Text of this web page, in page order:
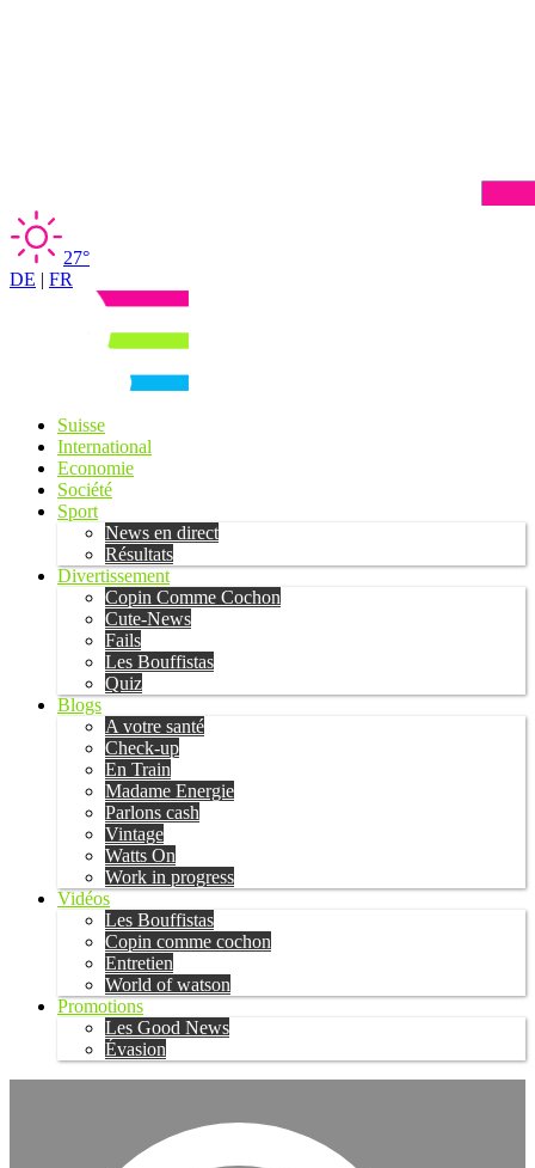
27°
DE | FR
Suisse
International
Economie
Société
Sport
News en direct
Résultats
Divertissement
Copin Comme Cochon
Cute-News
Fails
Les Bouffistas
Quiz
Blogs
A votre santé
Check-up
En Train
Madame Energie
Parlons cash
Vintage
Watts On
Work in progress
Vidéos
Les Bouffistas
Copin comme cochon
Entretien
World of watson
Promotions
Les Good News
Évasion